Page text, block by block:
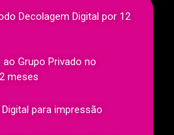
Decolagem Digital por 12
ao Grupo Privado no
meses
Digital para impressão